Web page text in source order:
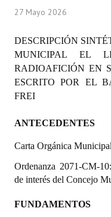
Constitución Provincial
Carta Orgánica 2007
Reglamento Interno
Digesto
Organigrama
DOCUMENTOS
Informes de Gestión
27 Mayo 2026
DESCRIPCIÓN
MUNICIPAL EL
RADIOAFICIÓN EN
ESCRITO POR EL
FREI
ANTECEDENTES
Carta Orgánica
Ordenanza 2071-CM-
de interés del Concejo
FUNDAMENTOS